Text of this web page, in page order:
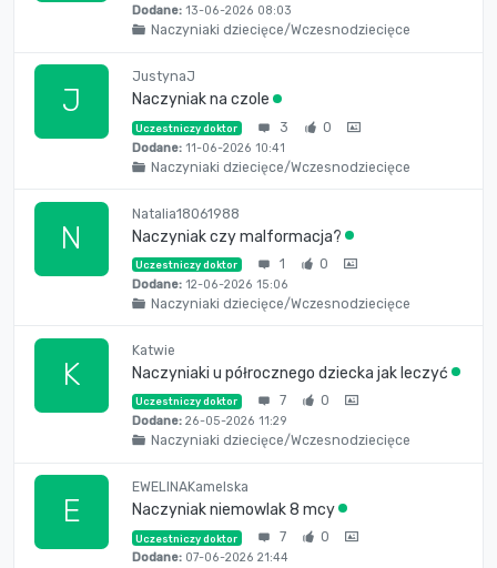
Dodane:13-06-2026 08:03
Naczyniaki dziecięce/Wczesnodziecięce
J
JustynaJ
Naczyniak na czole
Uczestniczy doktor 3 0
Dodane:11-06-2026 10:41
Naczyniaki dziecięce/Wczesnodziecięce
N
Natalia18061988
Naczyniak czy malformacja?
Uczestniczy doktor 1 0
Dodane:12-06-2026 15:06
Naczyniaki dziecięce/Wczesnodziecięce
K
Katwie
Naczyniaki u półrocznego dziecka jak leczyć
Uczestniczy doktor 7 0
Dodane:26-05-2026 11:29
Naczyniaki dziecięce/Wczesnodziecięce
E
EWELINAKamelska
Naczyniak niemowlak 8 mcy
Uczestniczy doktor 7 0
Dodane:07-06-2026 21:44